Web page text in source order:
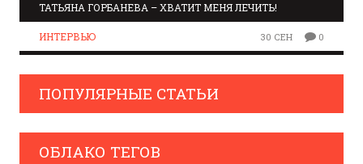
ТАТЬЯНА ГОРБАНЕВА – ХВАТИТ МЕНЯ ЛЕЧИТЬ!
ИНТЕРВЬЮ 30 СЕН 0
ПОПУЛЯРНЫЕ СТАТЬИ
ОБЛАКО ТЕГОВ